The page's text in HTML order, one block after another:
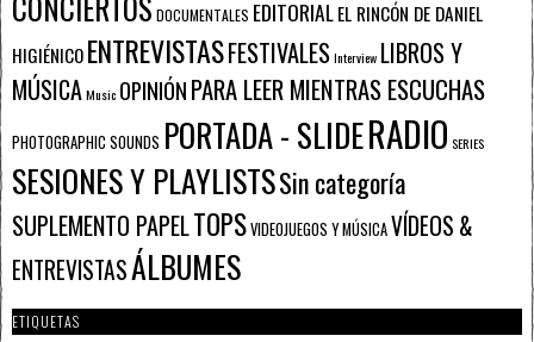
DOCUMENTALES EDITORIALEL RINCÓN DE DANIEL
HIGIÉNICOENTREVISTASFESTIVALESInterview LIBROS Y
MÚSICAMusic OPINIÓNPARA LEER MIENTRAS ESCUCHAS
PHOTOGRAPHIC SOUNDS PORTADA - SLIDERADIO SERIES
SESIONES Y PLAYLISTSSin categoría
SUPLEMENTO PAPELTOPSVIDEOJUEGOS Y MÚSICAVÍDEOS &
ENTREVISTASÁLBUMES
ETIQUETAS